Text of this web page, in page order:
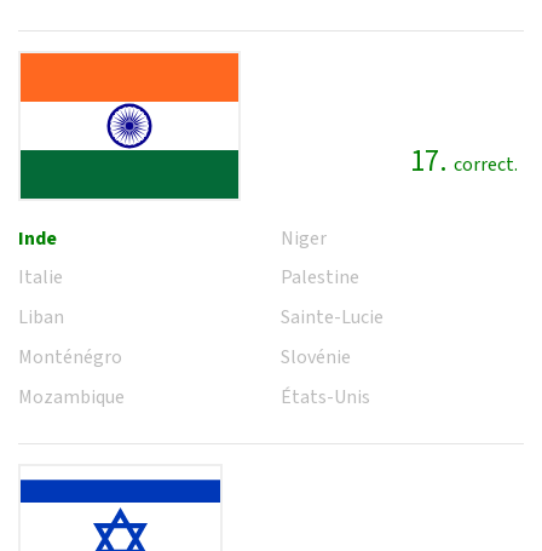
17. correct.
Inde
Italie
Liban
Monténégro
Mozambique
Niger
Palestine
Sainte-Lucie
Slovénie
États-Unis